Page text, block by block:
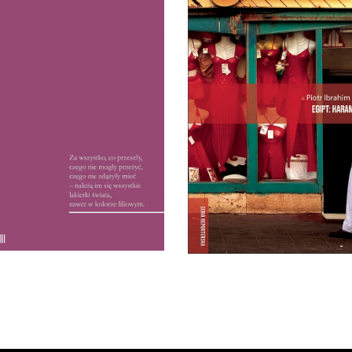
E-BOOK DO
reporterkę znaczenia.
15.50zł
E-BOOK DO
KOSZYKA
EGIPT: HARAM
„Haram” – to zakaz,
przyzwolenie. I tak
lakiery do paznokci są
muzułmanek halal,
haram, ale ciężko się w
zorientować nawet